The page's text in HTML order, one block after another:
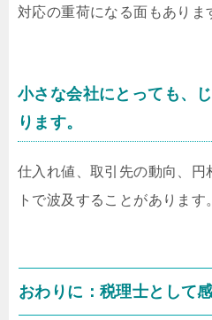
対応の重荷になる面もありま
小さな会社にとっても、
ります。
仕入れ値、取引先の動向、円
トで波及することがあります
おわりに：税理士として